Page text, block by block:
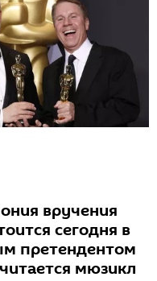
вручения
сегодня в
претендентом
мюзикл